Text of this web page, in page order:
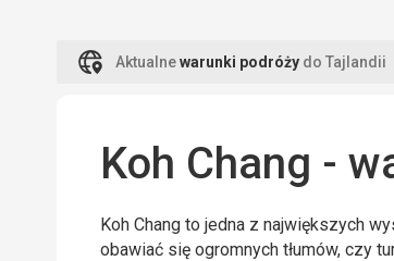
Aktualnewarunki podróży do Tajlandii
Koh Chang -
Koh Chang to jedna z największych
obawiać się ogromnych tłumów, czy